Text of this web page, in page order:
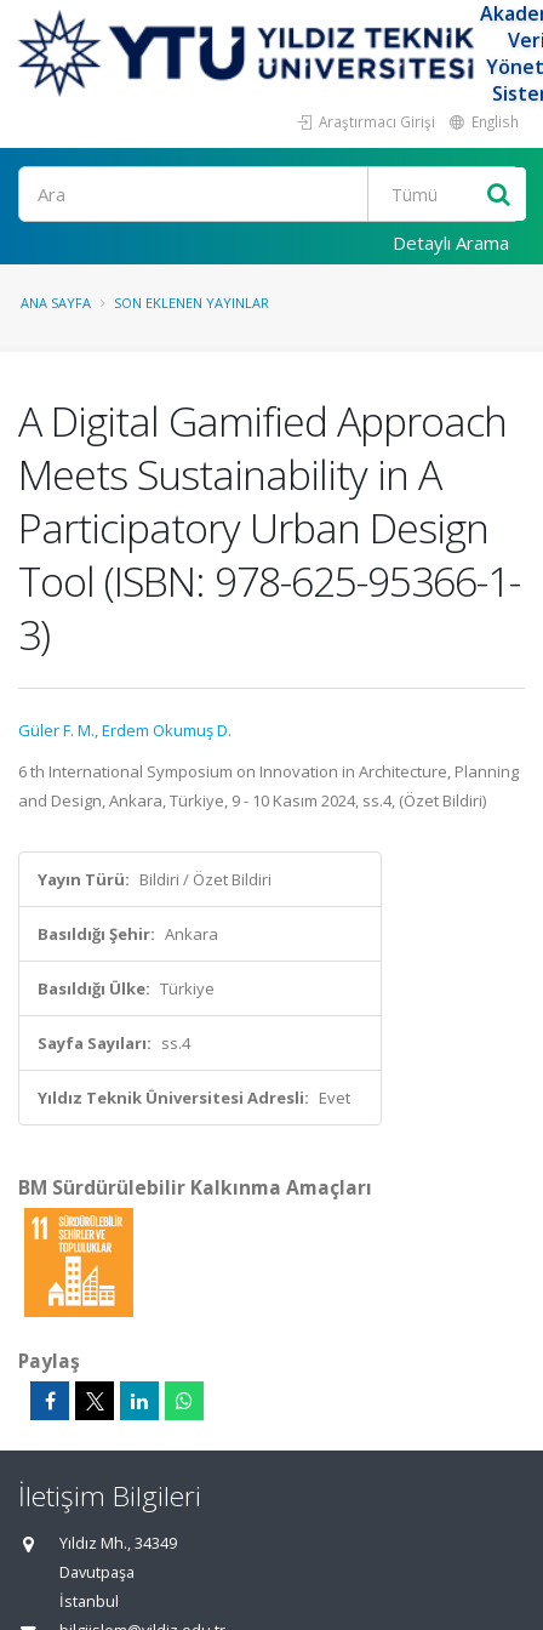
Araştırmacı Girişi English
Ara
Detaylı Arama
ANA SAYFA SON EKLENEN YAYINLAR
A Digital Gamified Approach
Meets Sustainability in A
Participatory Urban Design
Tool (ISBN: 978-625-95366-1-
3)
Güler F. M.,Erdem Okumuş D.
6 th International Symposium on Innovation in Architecture, Planning
and Design, Ankara, Türkiye, 9 - 10 Kasım 2024, ss.4, (Özet Bildiri)
Yayın Türü: Bildiri / Özet Bildiri
Basıldığı Şehir: Ankara
Basıldığı Ülke: Türkiye
Sayfa Sayıları: ss.4
Yıldız Teknik Üniversitesi Adresli: Evet
BM Sürdürülebilir Kalkınma Amaçları
Paylaş
İletişim Bilgileri
Yıldız Mh., 34349
Davutpaşa
İstanbul